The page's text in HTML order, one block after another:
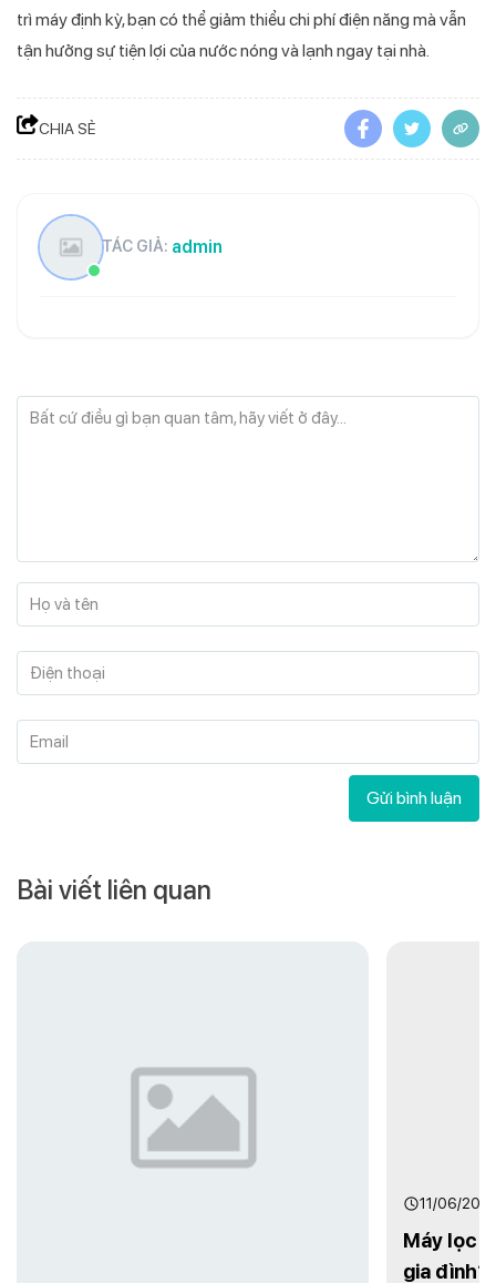
trì máy định kỳ, bạn có thể giảm thiểu chi phí điện năng mà vẫn
tận hưởng sự tiện lợi của nước nóng và lạnh ngay tại nhà.
CHIA SẺ
TÁC GIẢ: admin
Bất cứ điều gì bạn quan tâm, hãy viết ở đây...
Họ và tên
Điện thoại
Email
Gửi bình luận
Bài viết liên quan